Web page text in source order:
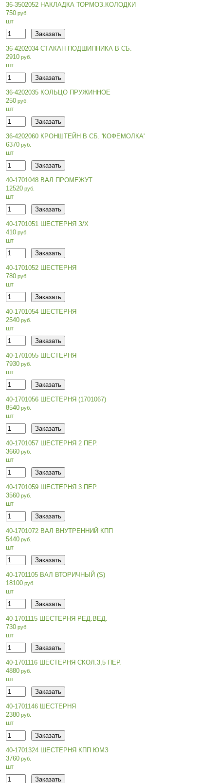
36-3502052 НАКЛАДКА ТОРМОЗ.КОЛОДКИ
750
шт
36-4202034 СТАКАН ПОДШИПНИКА В СБ.
2910
шт
36-4202035 КОЛЬЦО ПРУЖИННОЕ
250
шт
36-4202060 КРОНШТЕЙН В СБ. 'КОФЕМОЛКА'
6370
шт
40-1701048 ВАЛ ПРОМЕЖУТ.
12520
шт
40-1701051 ШЕСТЕРНЯ З/Х
410
шт
40-1701052 ШЕСТЕРНЯ
780
шт
40-1701054 ШЕСТЕРНЯ
2540
шт
40-1701055 ШЕСТЕРНЯ
7930
шт
40-1701056 ШЕСТЕРНЯ (1701067)
8540
шт
40-1701057 ШЕСТЕРНЯ 2 ПЕР.
3660
шт
40-1701059 ШЕСТЕРНЯ 3 ПЕР.
3560
шт
40-1701072 ВАЛ ВНУТРЕННИЙ КПП
5440
шт
40-1701105 ВАЛ ВТОРИЧНЫЙ (S)
18100
шт
40-1701115 ШЕСТЕРНЯ РЕД.ВЕД.
730
шт
40-1701116 ШЕСТЕРНЯ СКОЛ.3,5 ПЕР.
4880
шт
40-1701146 ШЕСТЕРНЯ
2380
шт
40-1701324 ШЕСТЕРНЯ КПП ЮМЗ
3760
шт